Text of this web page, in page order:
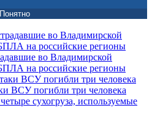
Понятно
во Владимирской
на российские регионы
ВСУ погибли три человека